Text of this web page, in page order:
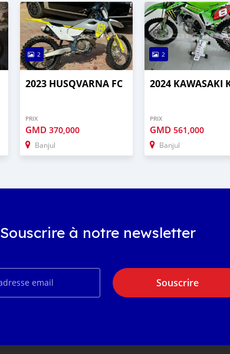
2
2023 HUSQVARNA FC
PRIX
GMD 370,000
Banjul
2
2024 KAWASAKI
PRIX
GMD 561,000
Banjul
Souscrire à notre newsletter
Souscrire